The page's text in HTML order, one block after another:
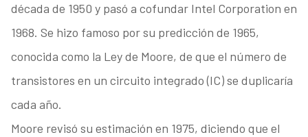
década de 1950 y pasó a cofundar Intel Corporation en
1968. Se hizo famoso por su predicción de 1965,
conocida como la Ley de Moore, de que el número de
transistores en un circuito integrado (IC) se duplicaría
cada año.
Moore revisó su estimación en 1975, diciendo que el